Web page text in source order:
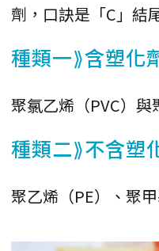
劑，口訣是「C」結
種類一⟫含塑化
聚氯乙烯（PVC）與
種類二⟫不含塑
聚乙烯（PE）、聚甲